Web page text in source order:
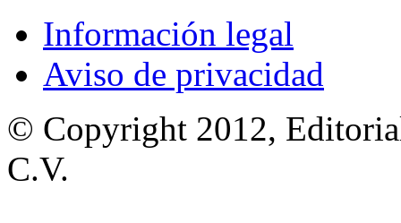
Información legal
Aviso de privacidad
© Copyright 2012,
C.V.